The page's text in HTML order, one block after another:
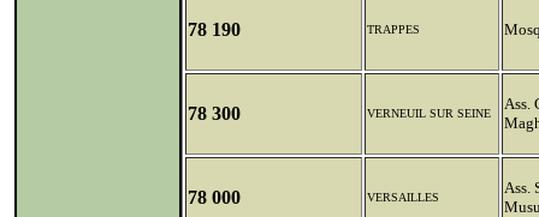
78 190 TRAPPES
78 300 VERNEUIL SUR SEINE
Ass.
78 000 VERSAILLES
Ass.